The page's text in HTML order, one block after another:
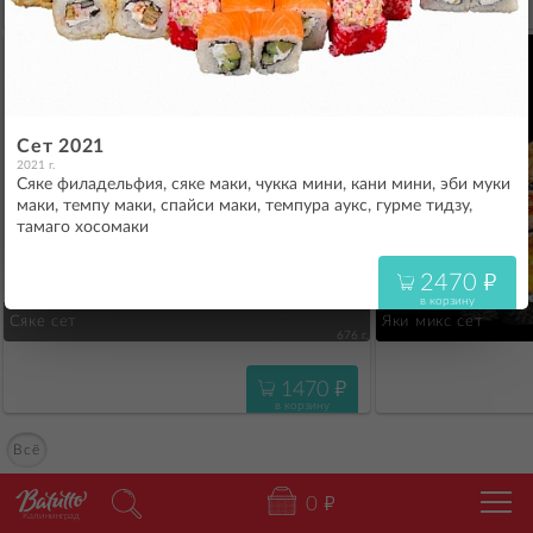
Всё
1920 "
в корзину
Сяке сет
676 г.
1470 "
в корзину
Яки микс сет
Калининград
0 "
Сет 2021
2021 г.
Сяке филадельфия, сяке маки, чукка мини, кани мини, эби муки
маки, темпу маки, спайси маки, темпура аукс, гурме тидзу,
тамаго хосомаки
2470 "
в корзину